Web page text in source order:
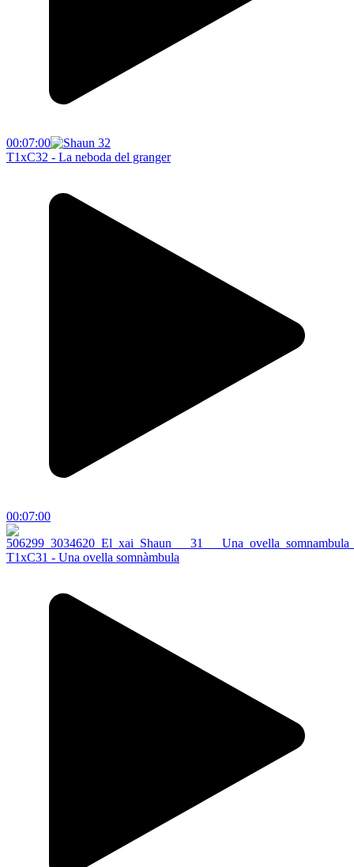
00:07:00
T1xC32 - La neboda del granger
00:07:00
T1xC31 - Una ovella somnàmbula